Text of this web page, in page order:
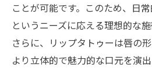
ことが可能です。このため、日
というニーズに応える理想的な
さらに、リップタトゥーは唇の
より立体的で魅力的な口元を演出